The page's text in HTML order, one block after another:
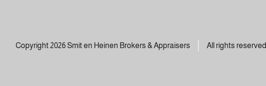
Copyright 2026 Smit en Heinen Brokers & Appraisers All rights reserved